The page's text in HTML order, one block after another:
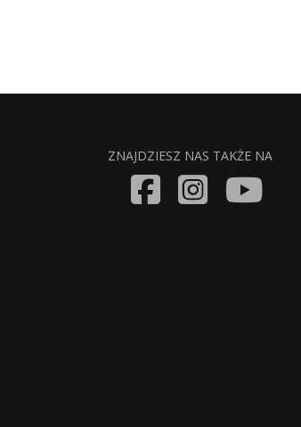
ZNAJDZIESZ NAS TAKŻE NA